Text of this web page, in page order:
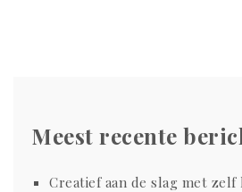
Meest recente
Creatief aan de slag met zelf